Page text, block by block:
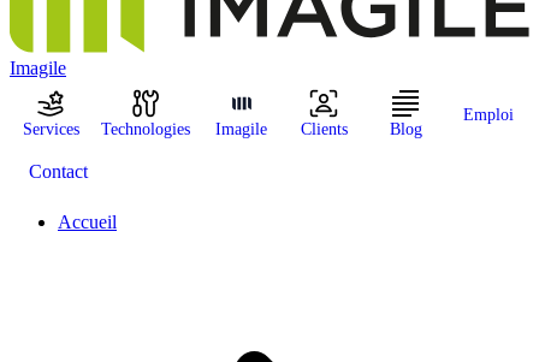
Imagile
Services Technologies Imagile Clients Blog
Emploi
Contact
Accueil